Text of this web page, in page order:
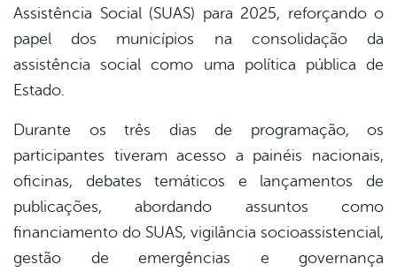
Assistência Social (SUAS) para 2025, reforçando o
papel dos municípios na consolidação da
assistência social como uma política pública de
Estado.
Durante os três dias de programação, os
participantes tiveram acesso a painéis nacionais,
oficinas, debates temáticos e lançamentos de
publicações, abordando assuntos como
financiamento do SUAS, vigilância socioassistencial,
gestão de emergências e governança